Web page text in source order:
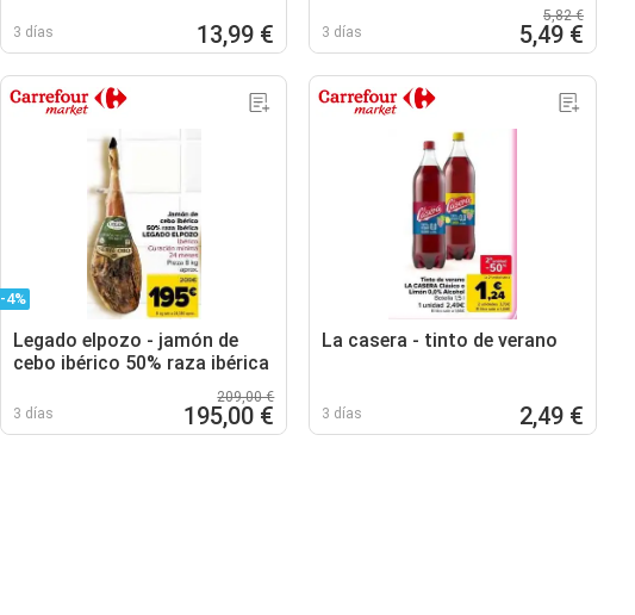
3 días 13,99 € 3 días
5,82 €
5,49 €
-4%
Legado elpozo - jamón de
cebo ibérico 50% raza ibérica
3 días
209,00 €
195,00 €
La casera - tinto de verano
3 días 2,49 €